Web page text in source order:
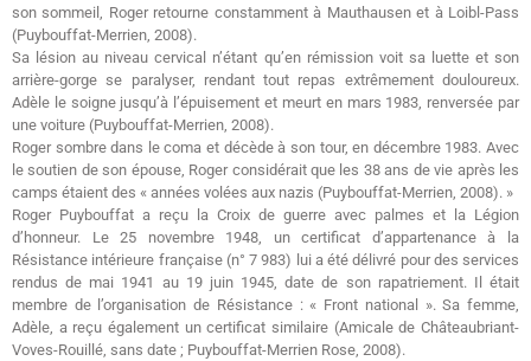
son sommeil, Roger retourne constamment à Mauthausen et à Loibl-Pass
(Puybouffat-Merrien, 2008).
Sa lésion au niveau cervical n’étant qu’en rémission voit sa luette et son
arrière-gorge se paralyser, rendant tout repas extrêmement douloureux.
Adèle le soigne jusqu’à l’épuisement et meurt en mars 1983, renversée par
une voiture (Puybouffat-Merrien, 2008).
Roger sombre dans le coma et décède à son tour, en décembre 1983. Avec
le soutien de son épouse, Roger considérait que les 38 ans de vie après les
camps étaient des « années volées aux nazis (Puybouffat-Merrien, 2008). »
Roger Puybouffat a reçu la Croix de guerre avec palmes et la Légion
d’honneur. Le 25 novembre 1948, un certificat d’appartenance à la
Résistance intérieure française (n° 7 983) lui a été délivré pour des services
rendus de mai 1941 au 19 juin 1945, date de son rapatriement. Il était
membre de l’organisation de Résistance : « Front national ». Sa femme,
Adèle, a reçu également un certificat similaire (Amicale de Châteaubriant-
Voves-Rouillé, sans date ; Puybouffat-Merrien Rose, 2008).